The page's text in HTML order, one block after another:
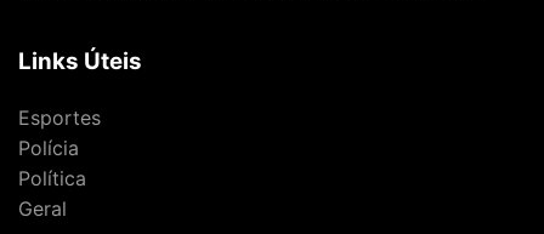
Links Úteis
Esportes
Polícia
Política
Geral